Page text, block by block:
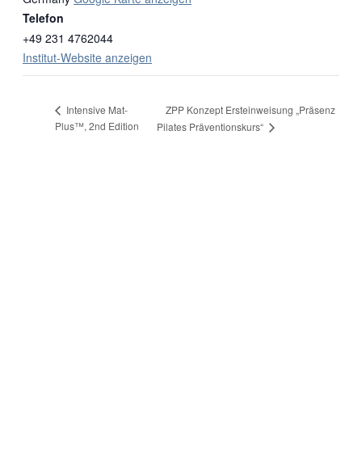
Telefon
+49 231 4762044
Institut-Website anzeigen
Intensive Mat-
Plus™, 2nd Edition
ZPP Konzept Ersteinweisung „Präsenz
Pilates Präventionskurs“